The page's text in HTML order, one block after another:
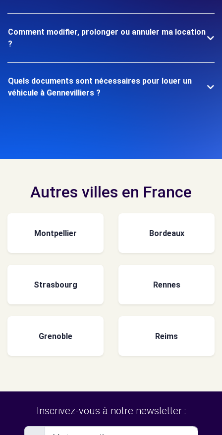
Comment modifier, prolonger ou annuler ma location
?
Quels documents sont nécessaires pour louer un
véhicule à Gennevilliers ?
Autres villes en France
Montpellier Bordeaux
Strasbourg Rennes
Grenoble Reims
Inscrivez-vous à notre newsletter :